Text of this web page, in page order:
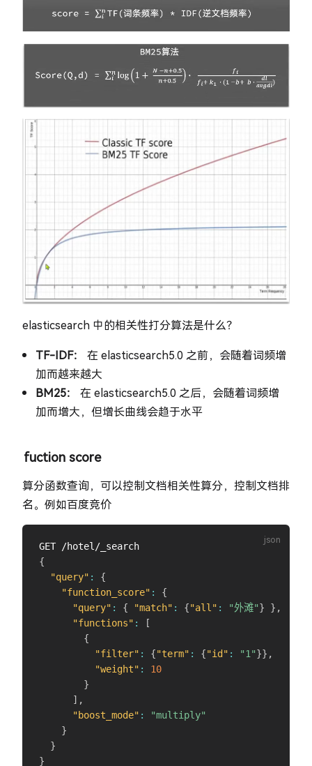
elasticsearch 中的相关性打分算法是什么？
TF-IDF：
在 elasticsearch5.0 之前，会随着词频增
加而越来越大
BM25：
在 elasticsearch5.0 之后，会随着词频增
加而增大，但增长曲线会趋于水平
fuction score
算分函数查询，可以控制文档相关性算分，控制文档排
名。例如百度竞价
{
"query" :
{
"function_score" :
{
"query" : { "match" : {"all" : "外滩"} } ,
"functions" :
[
{
"filter" : {"term" : {"id" : "1"}} ,
"weight" :
10
}
] ,
"boost_mode" :
"multiply"
}
}
}